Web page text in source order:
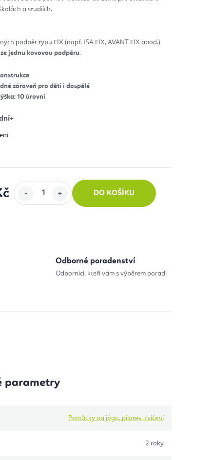
a studiích.
podpěr typu FIX (např. ISA FIX, AVANT FIX apod.)
jednu kovovou podpěru.
zároveň pro děti i dospělé
10 úrovní
DO KOŠÍKU
Odborné poradenství
Odborníci, kteří vám s výběrem poradí
parametry
Pomůcky na jógu, pilates, cvičení
2 roky